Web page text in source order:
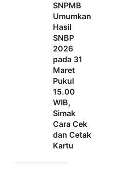
SNPMB
Umumkan
Hasil
SNBP
2026
pada 31
Maret
Pukul
15.00
WIB,
Simak
Cara Cek
dan Cetak
Kartu